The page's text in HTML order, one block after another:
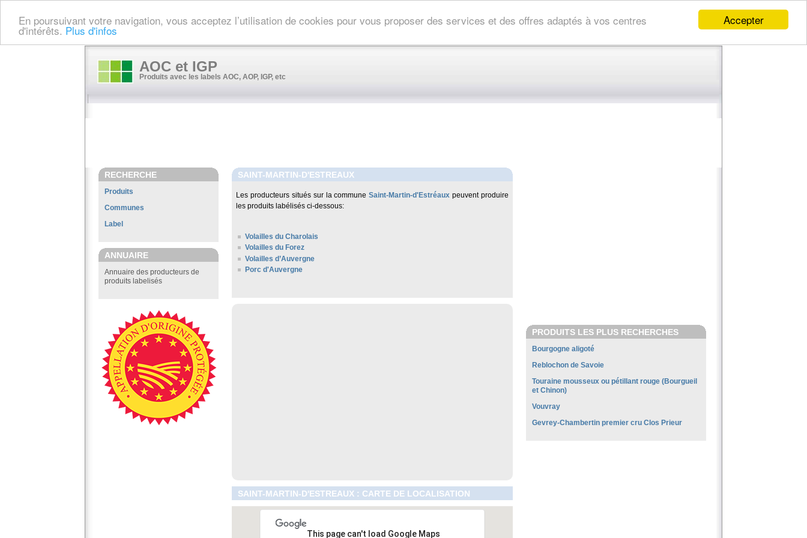
Accepter
En poursuivant votre navigation, vous acceptez l’utilisation de cookies pour vous proposer des services et des offres adaptés à vos centres
d'intérêts. Plus d'infos
AOC et IGP
Produits avec les labels AOC, AOP, IGP, etc
RECHERCHE
Produits
Communes
Label
ANNUAIRE
Annuaire des producteurs de
produits labelisés
SAINT-MARTIN-D'ESTREAUX
Les producteurs situés sur la communeSaint-Martin-d'Estréaux peuvent produire
les produits labélisés ci-dessous:
Volailles du Charolais
Volailles du Forez
Volailles d’Auvergne
Porc d'Auvergne
SAINT-MARTIN-D'ESTREAUX : CARTE DE LOCALISATION
This page can't load Google Maps
PRODUITS LES PLUS RECHERCHES
Bourgogne aligoté
Reblochon de Savoie
Touraine mousseux ou pétillant rouge (Bourgueil
et Chinon)
Vouvray
Gevrey-Chambertin premier cru Clos Prieur